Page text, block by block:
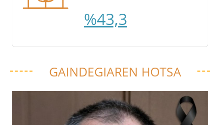
%43,3
GAINDEGIAREN HOTSA